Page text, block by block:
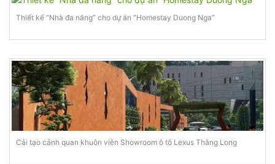
Thiết kế “Nhà đa năng” cho dự án “Homestay Duong Nga”
Cải tạo cảnh quan khuôn viên Showroom ô tô Lexus Thăng Long